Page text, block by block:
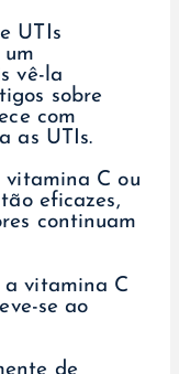
UTIs
vê-la
sobre
com
as UTIs.
vitamina C ou
eficazes,
continuam
a vitamina C
se ao